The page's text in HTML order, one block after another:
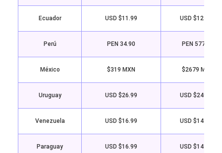
Ecuador USD $11.99 USD $125.99
Perú PEN 34.90 PEN 577.90
México $319 MXN $2679 MXN
Uruguay USD $26.99 USD $249.99
Venezuela USD $16.99 USD $141.99
Paraguay USD $16.99 USD $141.99